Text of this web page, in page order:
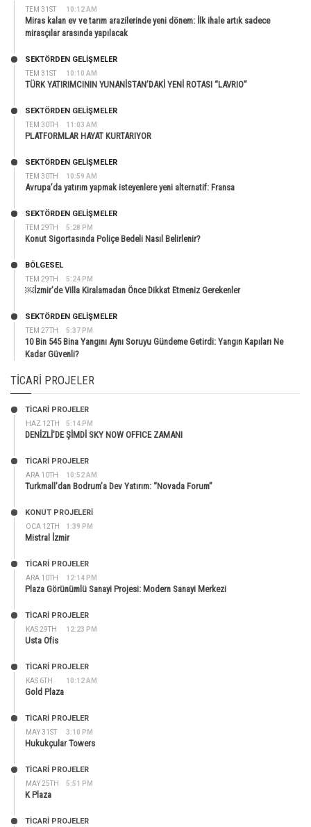
TEM 31ST 10:12 AM
Miras kalan ev ve tarım arazilerinde yeni dönem: İlk ihale artık sadece
mirasçılar arasında yapılacak
TEM 31ST 10:10 AM
SEKTÖRDEN GELIŞMELER
TÜRK YATIRIMCININ YUNANİSTAN’DAKİ YENİ ROTASI “LAVRIO”
TEM 30TH 11:03 AM
SEKTÖRDEN GELIŞMELER
PLATFORMLAR HAYAT KURTARIYOR
TEM 30TH 10:59 AM
SEKTÖRDEN GELIŞMELER
Avrupa’da yatırım yapmak isteyenlere yeni alternatif: Fransa
TEM 29TH 5:28 PM
SEKTÖRDEN GELIŞMELER
Konut Sigortasında Poliçe Bedeli Nasıl Belirlenir?
TEM 29TH 5:24 PM
BÖLGESEL
￼İzmir’de Villa Kiralamadan Önce Dikkat Etmeniz Gerekenler
TEM 27TH 5:37 PM
SEKTÖRDEN GELIŞMELER
10 Bin 545 Bina Yangını Aynı Soruyu Gündeme Getirdi: Yangın Kapıları Ne
Kadar Güvenli?
TICARI PROJELER
HAZ 12TH 5:14 PM
TİCARİ PROJELER
DENİZLİ’DE ŞİMDİ SKY NOW OFFICE ZAMANI
ARA 10TH 10:52 AM
TİCARİ PROJELER
Turkmall’dan Bodrum’a Dev Yatırım: “Novada Forum”
OCA 12TH 1:39 PM
KONUT PROJELERI
Mistral İzmir
ARA 10TH 12:14 PM
TİCARİ PROJELER
Plaza Görünümlü Sanayi Projesi: Modern Sanayi Merkezi
KAS 29TH 12:23 PM
TİCARİ PROJELER
Usta Ofis
KAS 6TH 10:12 AM
TİCARİ PROJELER
Gold Plaza
MAY 31ST 3:10 PM
TİCARİ PROJELER
Hukukçular Towers
MAY 25TH 5:51 PM
TİCARİ PROJELER
K Plaza
TİCARİ PROJELER